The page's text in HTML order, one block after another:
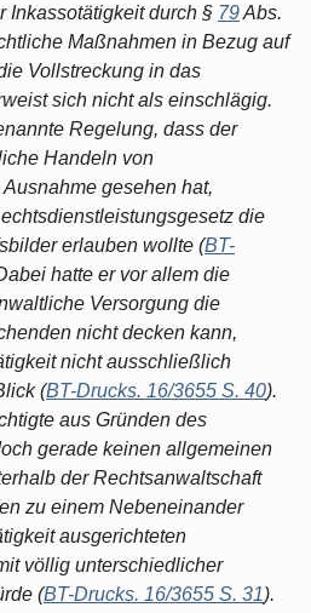
Inkassotätigkeit durch § 79Abs.
Maßnahmen in Bezug auf
Vollstreckung in das
sich nicht als einschlägig.
Regelung, dass der
Handeln von
gesehen hat,
die
erlauben wollte (BT-
hatte er vor allem die
Versorgung die
nicht decken kann,
nicht ausschließlich
(BT-Drucks. 16/3655 S. 40).
aus Gründen des
gerade keinen allgemeinen
der Rechtsanwaltschaft
zu einem Nebeneinander
ausgerichteten
völlig unterschiedlicher
(BT-Drucks. 16/3655 S. 31).